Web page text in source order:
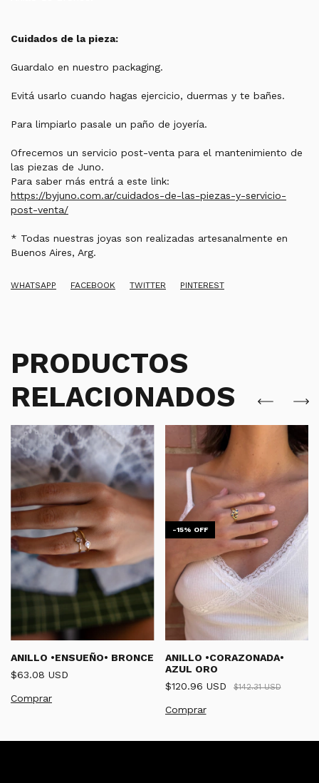
Cuidados de la pieza:
Guardalo en nuestro packaging.
Evitá usarlo cuando hagas ejercicio, duermas y te bañes.
Para limpiarlo pasale un paño de joyería.
Ofrecemos un servicio post-venta para el mantenimiento de
las piezas de Juno.
Para saber más entrá a este link:
https://byjuno.com.ar/cuidados-de-las-piezas-y-servicio-
post-venta/
* Todas nuestras joyas son realizadas artesanalmente en
Buenos Aires, Arg.
WHATSAPP FACEBOOK TWITTER PINTEREST
PRODUCTOS
RELACIONADOS
ANILLO •ENSUEÑO• BRONCE
$63.08 USD
Comprar
-15% OFF
ANILLO •CORAZONADA•
AZUL ORO
$120.96 USD
$142.31 USD
Comprar